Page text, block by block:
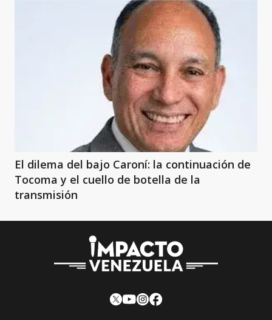
El dilema del bajo Caroní: la continuación de
Tocoma y el cuello de botella de la
transmisión